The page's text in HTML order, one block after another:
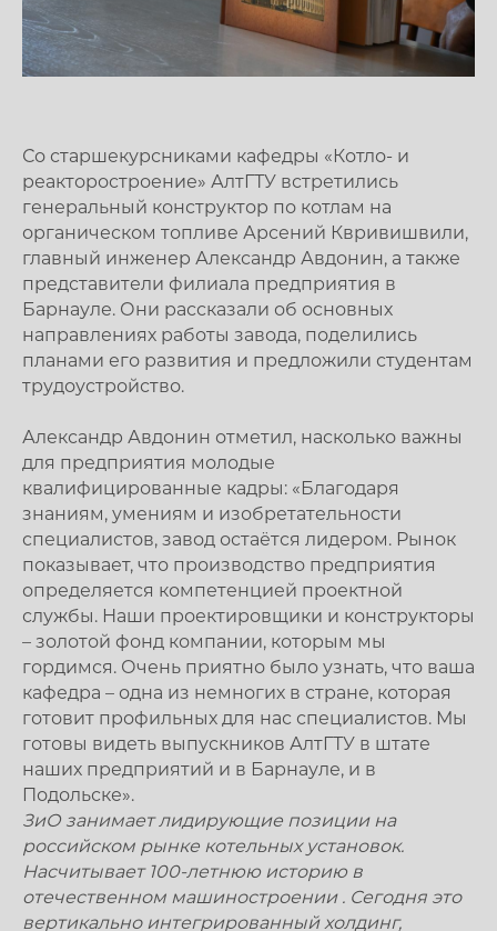
Со старшекурсниками кафедры «Котло- и
реакторостроение» АлтГТУ встретились
генеральный конструктор по котлам на
органическом топливе Арсений Квривишвили,
главный инженер Александр Авдонин, а также
представители филиала предприятия в
Барнауле. Они рассказали об основных
направлениях работы завода, поделились
планами его развития и предложили студентам
трудоустройство.
Александр Авдонин отметил, насколько важны
для предприятия молодые
квалифицированные кадры: «Благодаря
знаниям, умениям и изобретательности
специалистов, завод остаётся лидером. Рынок
показывает, что производство предприятия
определяется компетенцией проектной
службы. Наши проектировщики и конструкторы
– золотой фонд компании, которым мы
гордимся. Очень приятно было узнать, что ваша
кафедра – одна из немногих в стране, которая
готовит профильных для нас специалистов. Мы
готовы видеть выпускников АлтГТУ в штате
наших предприятий и в Барнауле, и в
Подольске».
ЗиО занимает лидирующие позиции на
российском рынке котельных установок.
Насчитывает 100-летнюю историю в
отечественном машиностроении . Сегодня это
вертикально интегрированный холдинг,